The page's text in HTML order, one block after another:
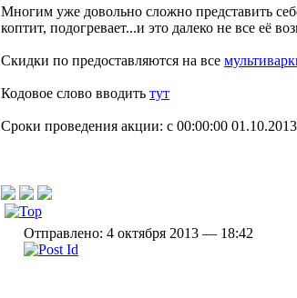
Многим уже довольно сложно представить
коптит, подогревает...и это далеко не все её
Скидки по предоставляются на все
Кодовое слово вводить тут
Сроки проведения акции: с 00:00:00
Отправлено: 4 октября 2013 — 18:42